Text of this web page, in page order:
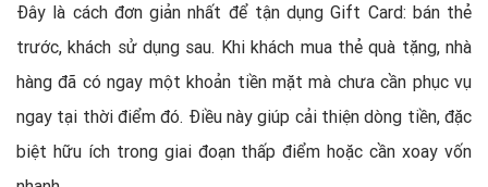
Đây là cách đơn giản nhất để tận dụng Gift Card: bán thẻ
trước, khách sử dụng sau. Khi khách mua thẻ quà tặng, nhà
hàng đã có ngay một khoản tiền mặt mà chưa cần phục vụ
ngay tại thời điểm đó. Điều này giúp cải thiện dòng tiền, đặc
biệt hữu ích trong giai đoạn thấp điểm hoặc cần xoay vốn